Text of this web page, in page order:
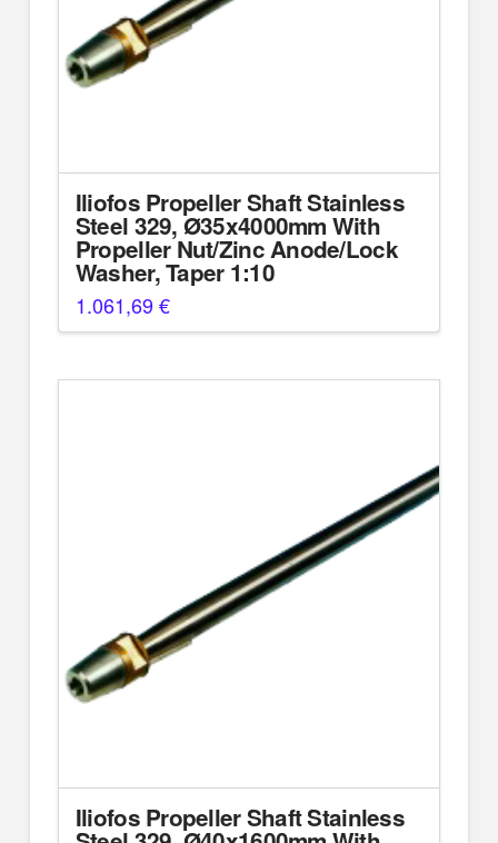
Iliofos Propeller Shaft Stainless
Steel 329, Ø35x4000mm With
Propeller Nut/Zinc Anode/Lock
Washer, Taper 1:10
1.061,69€
Iliofos Propeller Shaft Stainless